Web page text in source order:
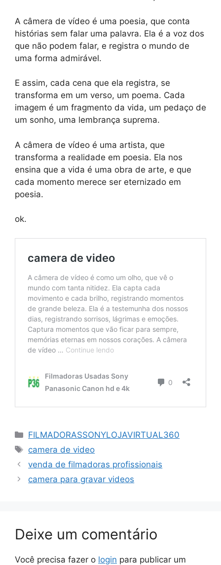
A câmera de vídeo é uma poesia, que conta
histórias sem falar uma palavra. Ela é a voz dos
que não podem falar, e registra o mundo de
uma forma admirável.
E assim, cada cena que ela registra, se
transforma em um verso, um poema. Cada
imagem é um fragmento da vida, um pedaço de
um sonho, uma lembrança suprema.
A câmera de vídeo é uma artista, que
transforma a realidade em poesia. Ela nos
ensina que a vida é uma obra de arte, e que
cada momento merece ser eternizado em
poesia.
ok.
Categorias
FILMADORASSONYLOJAVIRTUAL360
Tags
camera de video
venda de filmadoras profissionais
camera para gravar videos
Deixe um comentário
Você precisa fazer o login para publicar um